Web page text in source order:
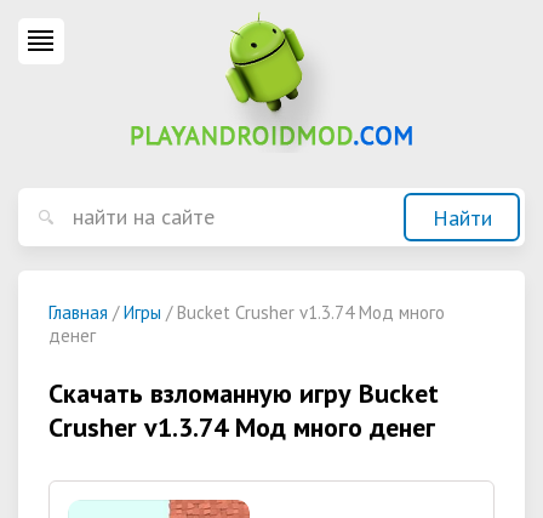
Главная /Игры / Bucket Crusher v1.3.74 Мод много
денег
Скачать взломанную игру Bucket
Crusher v1.3.74 Мод много денег